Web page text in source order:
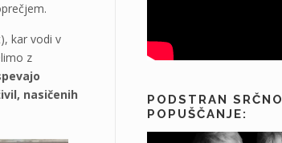
kar vodi v
z
nasičenih
PODSTRAN SRČNO
POPUŠČANJE: